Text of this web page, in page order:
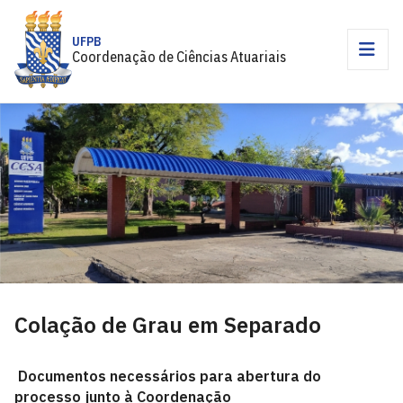
UFPB
Coordenação de Ciências Atuariais
Colação de Grau em Separado
Documentos necessários para abertura do
processo junto à Coordenação